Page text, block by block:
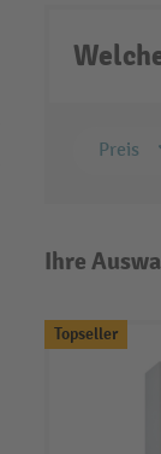
Preis
Ihre
Topseller